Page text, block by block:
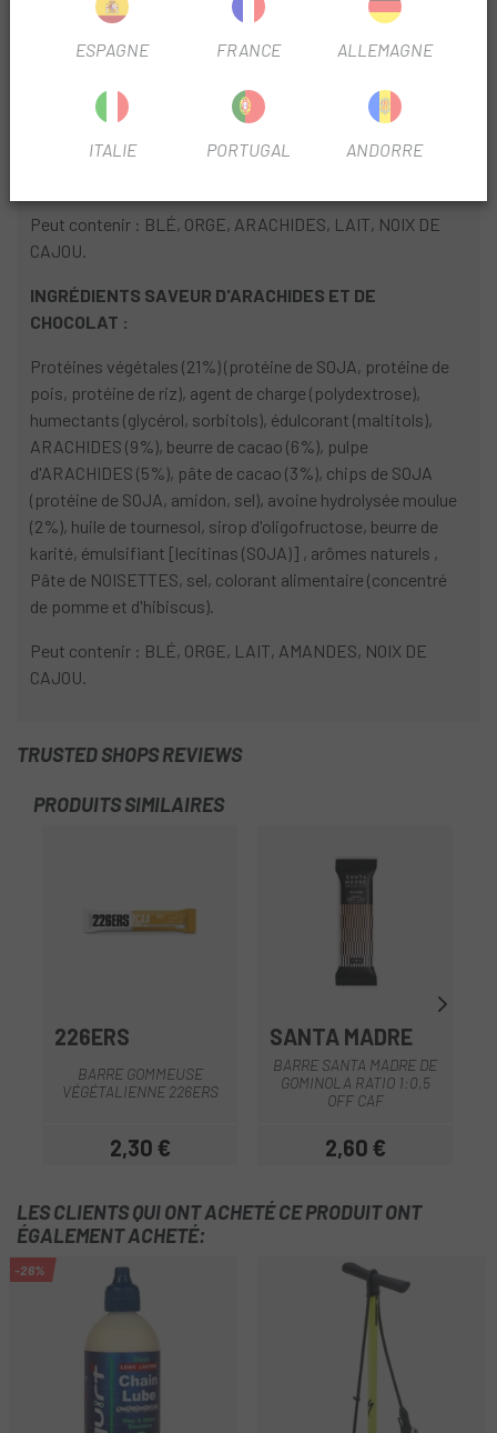
dés (3,5%), chocolat noir sans sucre ajouté avec édulcorant
[pasta de cacao, edulcorante (maltitol), manteca de cacao,
hydrolysée moulue (2%), huile de tournesol, sirop
d'oligofructose, beurre de karité, arômes naturels,
émulsifiant [lecitinas (SOJA)] , pâte de NOISETTES, sel,
Peut contenir : BLÉ, ORGE, ARACHIDES, LAIT, NOIX DE
CAJOU.
INGRÉDIENTS SAVEUR D'ARACHIDES ET DE
CHOCOLAT :
Protéines végétales (21%) (protéine de SOJA, protéine de
pois, protéine de riz), agent de charge (polydextrose),
humectants (glycérol, sorbitols), édulcorant (maltitols),
ARACHIDES (9%), beurre de cacao (6%), pulpe
d'ARACHIDES (5%), pâte de cacao (3%), chips de SOJA
(protéine de SOJA, amidon, sel), avoine hydrolysée moulue
(2%), huile de tournesol, sirop d'oligofructose, beurre de
karité, émulsifiant [lecitinas (SOJA)] , arômes naturels ,
Pâte de NOISETTES, sel, colorant alimentaire (concentré
de pomme et d'hibiscus).
Peut contenir : BLÉ, ORGE, LAIT, AMANDES, NOIX DE
CAJOU.
TRUSTED SHOPS REVIEWS
PRODUITS SIMILAIRES
226ERS
BARRE GOMMEUSE
VÉGÉTALIENNE 226ERS
Prix
2,30 €
SANTA MADRE
BARRE SANTA MADRE DE
GOMINOLA RATIO 1:0,5
OFF CAF
Prix
2,60 €
LES CLIENTS QUI ONT ACHETÉ CE PRODUIT ONT
ÉGALEMENT ACHETÉ:
-26%
ESPAGNE FRANCE ALLEMAGNE
ITALIE PORTUGAL ANDORRE